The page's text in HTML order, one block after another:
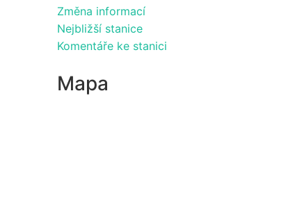
Změna informací
Nejbližší stanice
Komentáře ke stanici
Mapa